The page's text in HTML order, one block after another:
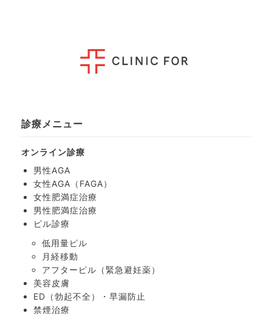
診療メニュー
オンライン診療
男性AGA
女性AGA（FAGA）
女性肥満症治療
男性肥満症治療
ピル診療
低用量ピル
月経移動
アフターピル （緊急避妊薬）
美容皮膚
ED（勃起不全）・ 早漏防止
禁煙治療